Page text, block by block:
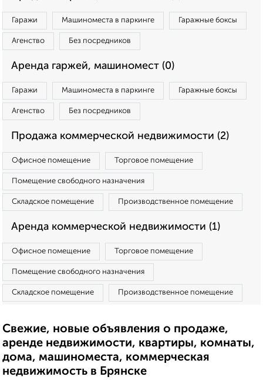
Гаражи Машиноместа в паркинге Гаражные боксы
Агенство Без посредников
Аренда гаржей, машиномест (0)
Гаражи Машиноместа в паркинге Гаражные боксы
Агенство Без посредников
Продажа коммерческой недвижимости (2)
Офисное помещение Торговое помещение
Помещение свободного назначения
Складское помещение Производственное помещение
Аренда коммерческой недвижимости (1)
Офисное помещение Торговое помещение
Помещение свободного назначения
Складское помещение Производственное помещение
Свежие, новые объявления о продаже,
аренде недвижимости, квартиры, комнаты,
дома, машиноместа, коммерческая
недвижимость в Брянске